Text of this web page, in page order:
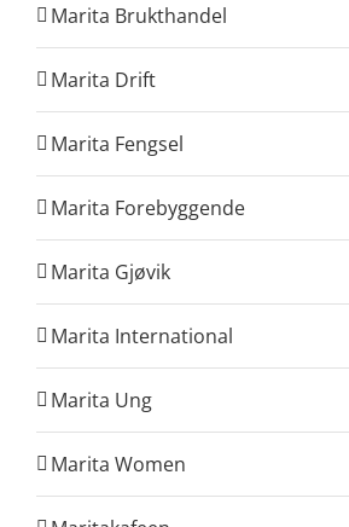
Marita Brukthandel
Marita Drift
Marita Fengsel
Marita Forebyggende
Marita Gjøvik
Marita International
Marita Ung
Marita Women